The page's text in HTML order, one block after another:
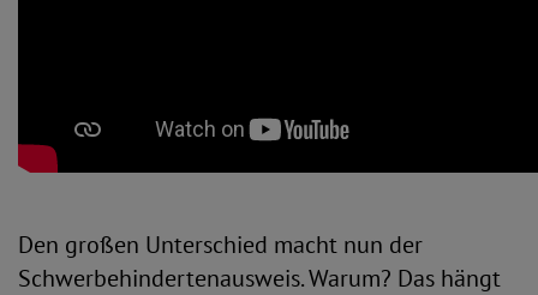
Den großen Unterschied macht nun der
Schwerbehindertenausweis. Warum? Das hängt